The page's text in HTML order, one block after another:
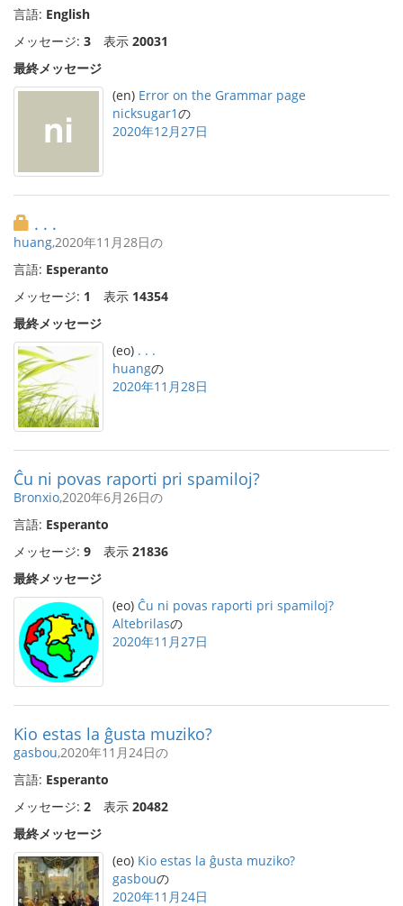
言語: English
メッセージ: 3 表示 20031
最終メッセージ
(en) Error on the Grammar page
nicksugar1の
2020年12月27日
. . .
huang,2020年11月28日の
言語: Esperanto
メッセージ: 1 表示 14354
最終メッセージ
(eo) . . .
huangの
2020年11月28日
Ĉu ni povas raporti pri spamiloj?
Bronxio,2020年6月26日の
言語: Esperanto
メッセージ: 9 表示 21836
最終メッセージ
(eo) Ĉu ni povas raporti pri spamiloj?
Altebrilasの
2020年11月27日
Kio estas la ĝusta muziko?
gasbou,2020年11月24日の
言語: Esperanto
メッセージ: 2 表示 20482
最終メッセージ
(eo) Kio estas la ĝusta muziko?
gasbouの
2020年11月24日